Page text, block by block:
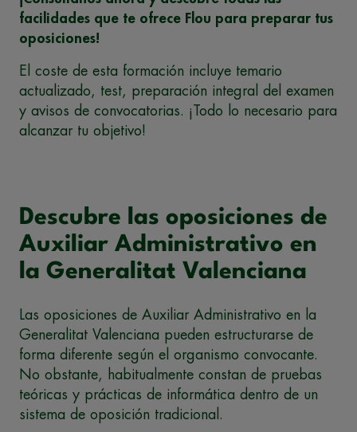
facilidades que te ofrece Flou para preparar tus
oposiciones!
El coste de esta formación incluye temario
actualizado, test, preparación integral del examen
y avisos de convocatorias. ¡Todo lo necesario para
alcanzar tu objetivo!
Descubre las oposiciones de
Auxiliar Administrativo en
la Generalitat Valenciana
Las oposiciones de Auxiliar Administrativo en la
Generalitat Valenciana pueden estructurarse de
forma diferente según el organismo convocante.
No obstante, habitualmente constan de pruebas
teóricas y prácticas de informática dentro de un
sistema de oposición tradicional.